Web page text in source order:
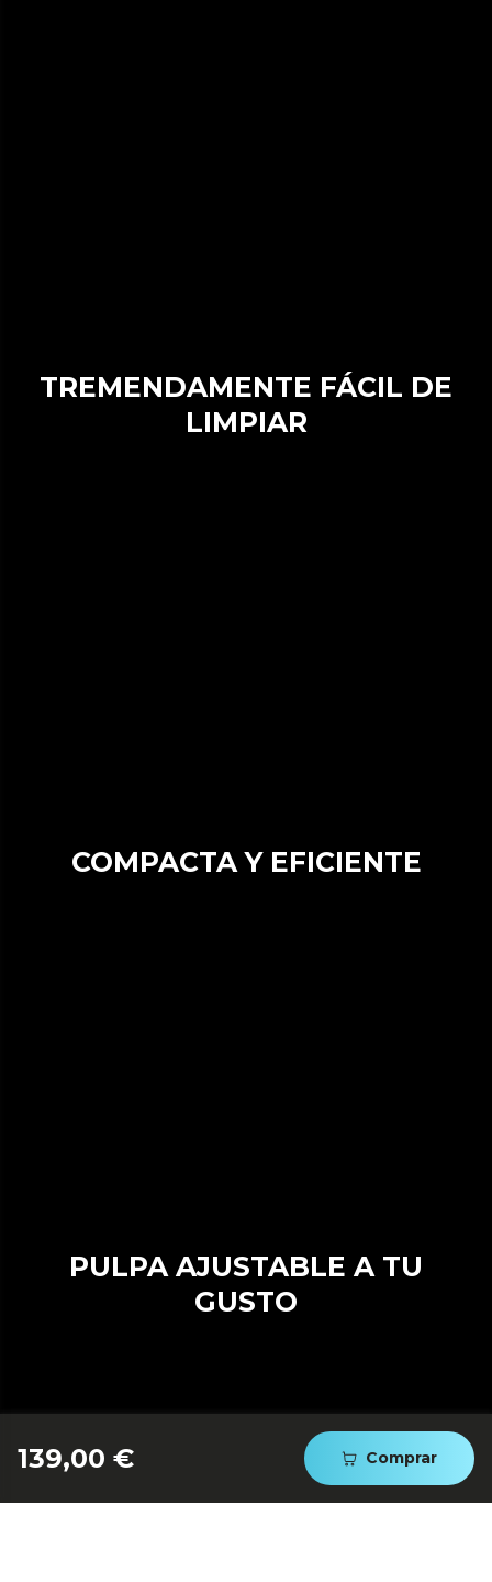
139,00 € Comprar
TREMENDAMENTE FÁCIL DE
LIMPIAR
COMPACTA Y EFICIENTE
PULPA AJUSTABLE A TU
GUSTO